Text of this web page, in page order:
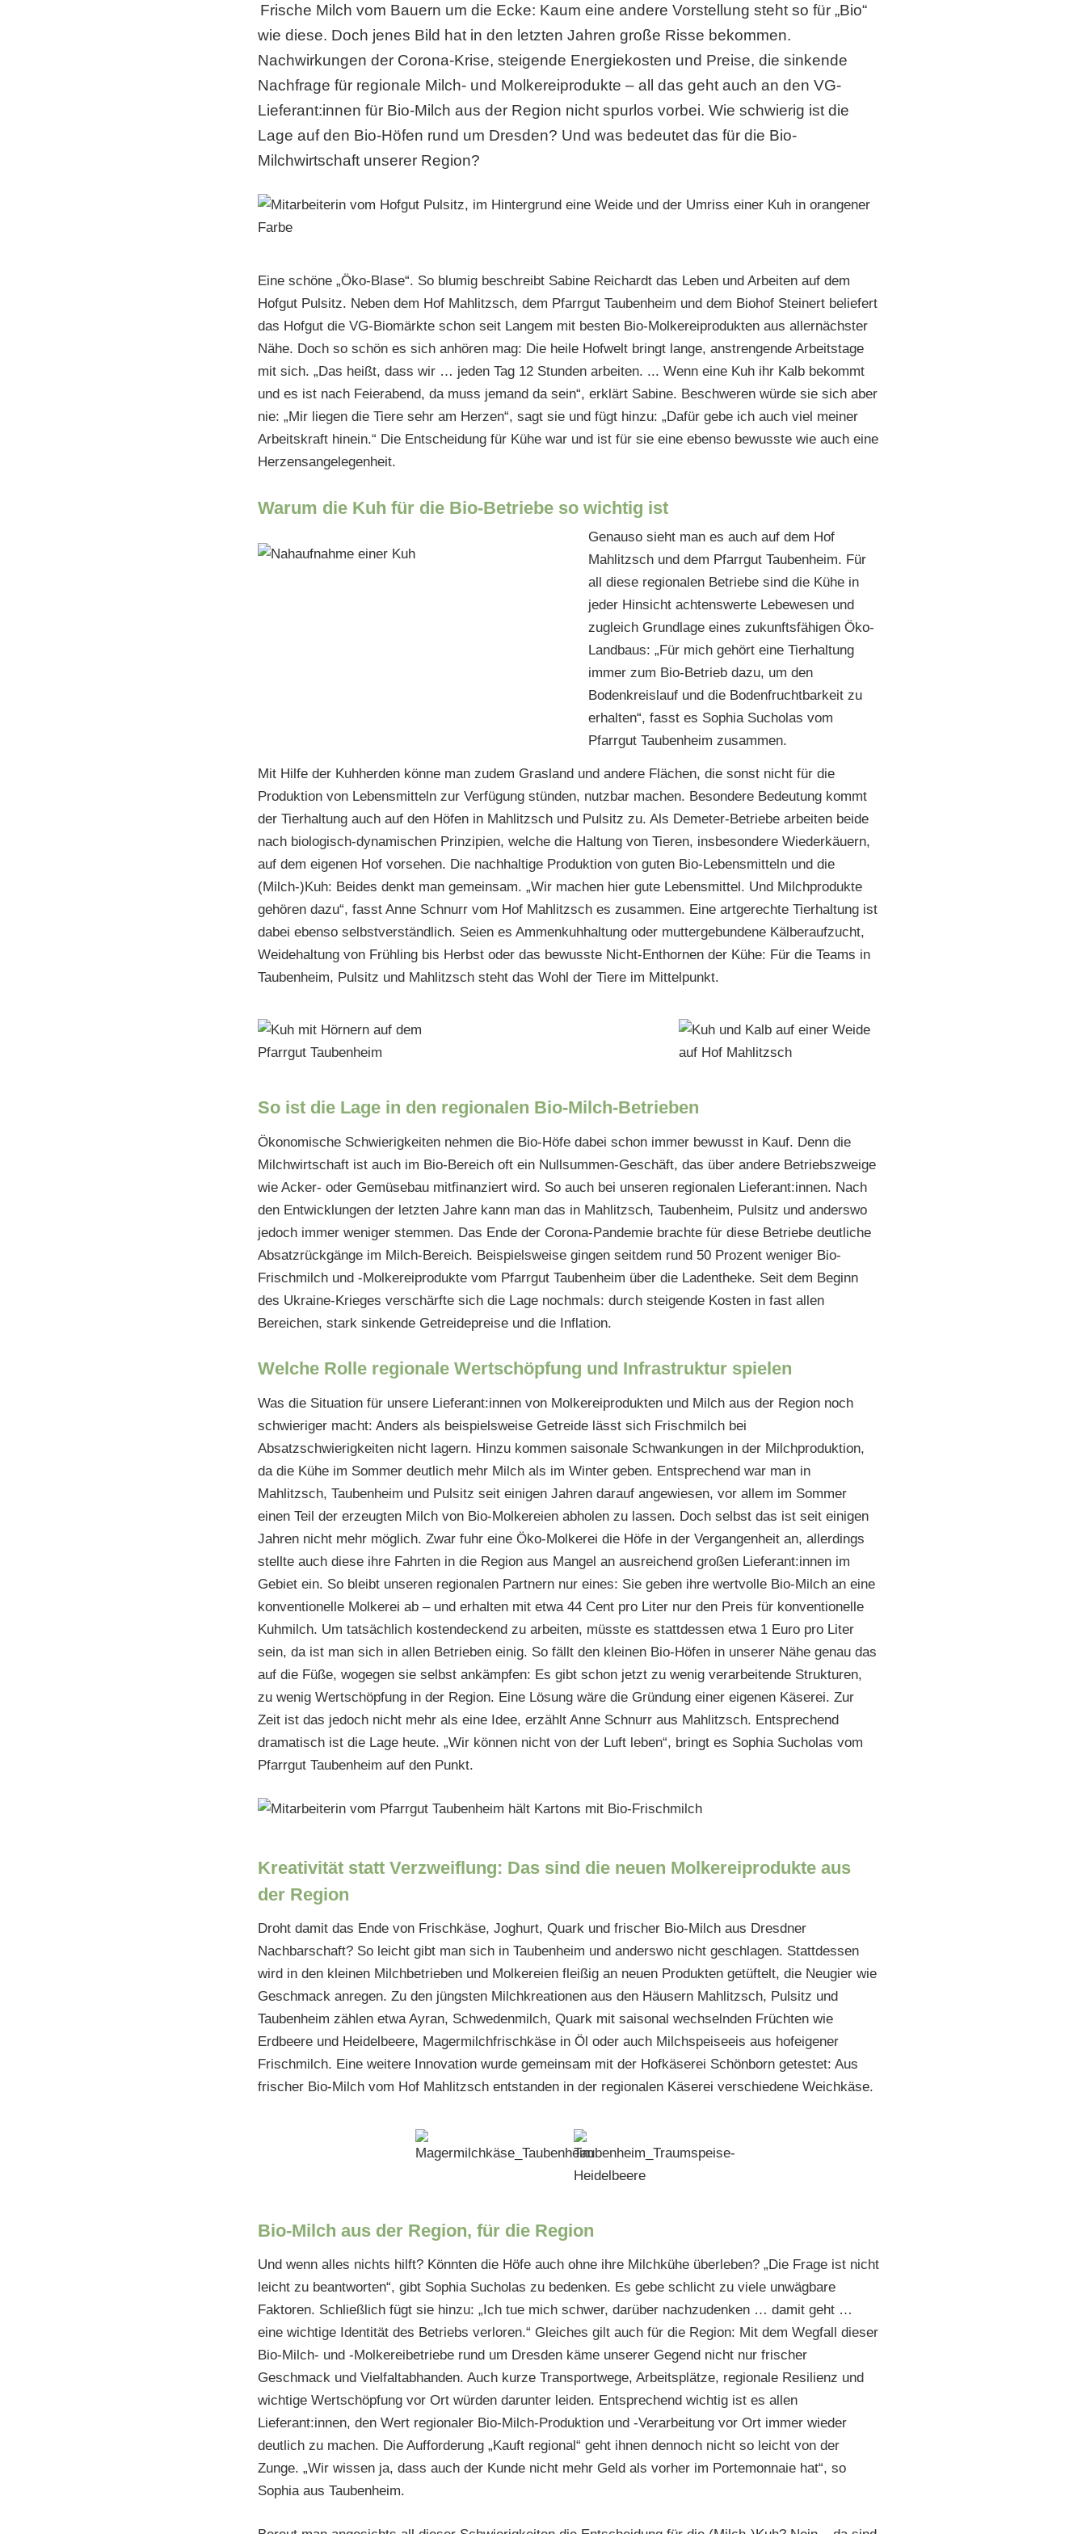
Frische Milch vom Bauern um die Ecke: Kaum eine andere Vorstellung steht so für „Bio“
wie diese. Doch jenes Bild hat in den letzten Jahren große Risse bekommen.
Nachwirkungen der Corona-Krise, steigende Energiekosten und Preise, die sinkende
Nachfrage für regionale Milch- und Molkereiprodukte – all das geht auch an den VG-
Lieferant:innen für Bio-Milch aus der Region nicht spurlos vorbei. Wie schwierig ist die
Lage auf den Bio-Höfen rund um Dresden? Und was bedeutet das für die Bio-
Milchwirtschaft unserer Region?
Eine schöne „Öko-Blase“. So blumig beschreibt Sabine Reichardt das Leben und Arbeiten auf dem
Hofgut Pulsitz. Neben dem Hof Mahlitzsch, dem Pfarrgut Taubenheim und dem Biohof Steinert beliefert
das Hofgut die VG-Biomärkte schon seit Langem mit besten Bio-Molkereiprodukten aus allernächster
Nähe. Doch so schön es sich anhören mag: Die heile Hofwelt bringt lange, anstrengende Arbeitstage
mit sich. „Das heißt, dass wir … jeden Tag 12 Stunden arbeiten. ... Wenn eine Kuh ihr Kalb bekommt
und es ist nach Feierabend, da muss jemand da sein“, erklärt Sabine. Beschweren würde sie sich aber
nie: „Mir liegen die Tiere sehr am Herzen“, sagt sie und fügt hinzu: „Dafür gebe ich auch viel meiner
Arbeitskraft hinein.“ Die Entscheidung für Kühe war und ist für sie eine ebenso bewusste wie auch eine
Herzensangelegenheit.
Warum die Kuh für die Bio-Betriebe so wichtig ist
Genauso sieht man es auch auf dem Hof
Mahlitzsch und dem Pfarrgut Taubenheim. Für
all diese regionalen Betriebe sind die Kühe in
jeder Hinsicht achtenswerte Lebewesen und
zugleich Grundlage eines zukunftsfähigen Öko-
Landbaus: „Für mich gehört eine Tierhaltung
immer zum Bio-Betrieb dazu, um den
Bodenkreislauf und die Bodenfruchtbarkeit zu
erhalten“, fasst es Sophia Sucholas vom
Pfarrgut Taubenheim zusammen.
Mit Hilfe der Kuhherden könne man zudem Grasland und andere Flächen, die sonst nicht für die
Produktion von Lebensmitteln zur Verfügung stünden, nutzbar machen. Besondere Bedeutung kommt
der Tierhaltung auch auf den Höfen in Mahlitzsch und Pulsitz zu. Als Demeter-Betriebe arbeiten beide
nach biologisch-dynamischen Prinzipien, welche die Haltung von Tieren, insbesondere Wiederkäuern,
auf dem eigenen Hof vorsehen. Die nachhaltige Produktion von guten Bio-Lebensmitteln und die
(Milch-)Kuh: Beides denkt man gemeinsam. „Wir machen hier gute Lebensmittel. Und Milchprodukte
gehören dazu“, fasst Anne Schnurr vom Hof Mahlitzsch es zusammen. Eine artgerechte Tierhaltung ist
dabei ebenso selbstverständlich. Seien es Ammenkuhhaltung oder muttergebundene Kälberaufzucht,
Weidehaltung von Frühling bis Herbst oder das bewusste Nicht-Enthornen der Kühe: Für die Teams in
Taubenheim, Pulsitz und Mahlitzsch steht das Wohl der Tiere im Mittelpunkt.
So ist die Lage in den regionalen Bio-Milch-Betrieben
Ökonomische Schwierigkeiten nehmen die Bio-Höfe dabei schon immer bewusst in Kauf. Denn die
Milchwirtschaft ist auch im Bio-Bereich oft ein Nullsummen-Geschäft, das über andere Betriebszweige
wie Acker- oder Gemüsebau mitfinanziert wird. So auch bei unseren regionalen Lieferant:innen. Nach
den Entwicklungen der letzten Jahre kann man das in Mahlitzsch, Taubenheim, Pulsitz und anderswo
jedoch immer weniger stemmen. Das Ende der Corona-Pandemie brachte für diese Betriebe deutliche
Absatzrückgänge im Milch-Bereich. Beispielsweise gingen seitdem rund 50 Prozent weniger Bio-
Frischmilch und -Molkereiprodukte vom Pfarrgut Taubenheim über die Ladentheke. Seit dem Beginn
des Ukraine-Krieges verschärfte sich die Lage nochmals: durch steigende Kosten in fast allen
Bereichen, stark sinkende Getreidepreise und die Inflation.
Welche Rolle regionale Wertschöpfung und Infrastruktur spielen
Was die Situation für unsere Lieferant:innen von Molkereiprodukten und Milch aus der Region noch
schwieriger macht: Anders als beispielsweise Getreide lässt sich Frischmilch bei
Absatzschwierigkeiten nicht lagern. Hinzu kommen saisonale Schwankungen in der Milchproduktion,
da die Kühe im Sommer deutlich mehr Milch als im Winter geben. Entsprechend war man in
Mahlitzsch, Taubenheim und Pulsitz seit einigen Jahren darauf angewiesen, vor allem im Sommer
einen Teil der erzeugten Milch von Bio-Molkereien abholen zu lassen. Doch selbst das ist seit einigen
Jahren nicht mehr möglich. Zwar fuhr eine Öko-Molkerei die Höfe in der Vergangenheit an, allerdings
stellte auch diese ihre Fahrten in die Region aus Mangel an ausreichend großen Lieferant:innen im
Gebiet ein. So bleibt unseren regionalen Partnern nur eines: Sie geben ihre wertvolle Bio-Milch an eine
konventionelle Molkerei ab – und erhalten mit etwa 44 Cent pro Liter nur den Preis für konventionelle
Kuhmilch. Um tatsächlich kostendeckend zu arbeiten, müsste es stattdessen etwa 1 Euro pro Liter
sein, da ist man sich in allen Betrieben einig. So fällt den kleinen Bio-Höfen in unserer Nähe genau das
auf die Füße, wogegen sie selbst ankämpfen: Es gibt schon jetzt zu wenig verarbeitende Strukturen,
zu wenig Wertschöpfung in der Region. Eine Lösung wäre die Gründung einer eigenen Käserei. Zur
Zeit ist das jedoch nicht mehr als eine Idee, erzählt Anne Schnurr aus Mahlitzsch. Entsprechend
dramatisch ist die Lage heute. „Wir können nicht von der Luft leben“, bringt es Sophia Sucholas vom
Pfarrgut Taubenheim auf den Punkt.
Kreativität statt Verzweiflung: Das sind die neuen Molkereiprodukte aus
der Region
Droht damit das Ende von Frischkäse, Joghurt, Quark und frischer Bio-Milch aus Dresdner
Nachbarschaft? So leicht gibt man sich in Taubenheim und anderswo nicht geschlagen. Stattdessen
wird in den kleinen Milchbetrieben und Molkereien fleißig an neuen Produkten getüftelt, die Neugier wie
Geschmack anregen. Zu den jüngsten Milchkreationen aus den Häusern Mahlitzsch, Pulsitz und
Taubenheim zählen etwa Ayran, Schwedenmilch, Quark mit saisonal wechselnden Früchten wie
Erdbeere und Heidelbeere, Magermilchfrischkäse in Öl oder auch Milchspeiseeis aus hofeigener
Frischmilch. Eine weitere Innovation wurde gemeinsam mit der Hofkäserei Schönborn getestet: Aus
frischer Bio-Milch vom Hof Mahlitzsch entstanden in der regionalen Käserei verschiedene Weichkäse.
Bio-Milch aus der Region, für die Region
Und wenn alles nichts hilft? Könnten die Höfe auch ohne ihre Milchkühe überleben? „Die Frage ist nicht
leicht zu beantworten“, gibt Sophia Sucholas zu bedenken. Es gebe schlicht zu viele unwägbare
Faktoren. Schließlich fügt sie hinzu: „Ich tue mich schwer, darüber nachzudenken … damit geht …
eine wichtige Identität des Betriebs verloren.“ Gleiches gilt auch für die Region: Mit dem Wegfall dieser
Bio-Milch- und -Molkereibetriebe rund um Dresden käme unserer Gegend nicht nur frischer
Geschmack und Vielfaltabhanden. Auch kurze Transportwege, Arbeitsplätze, regionale Resilienz und
wichtige Wertschöpfung vor Ort würden darunter leiden. Entsprechend wichtig ist es allen
Lieferant:innen, den Wert regionaler Bio-Milch-Produktion und -Verarbeitung vor Ort immer wieder
deutlich zu machen. Die Aufforderung „Kauft regional“ geht ihnen dennoch nicht so leicht von der
Zunge. „Wir wissen ja, dass auch der Kunde nicht mehr Geld als vorher im Portemonnaie hat“, so
Sophia aus Taubenheim.